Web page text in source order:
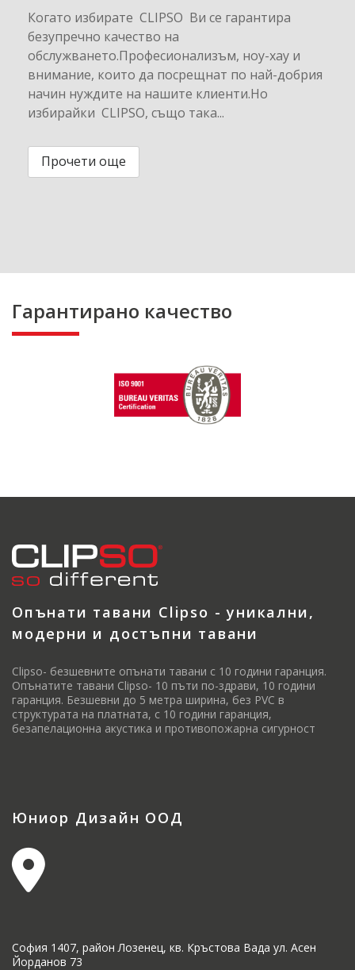
Когато избирате CLIPSO Ви се гарантира
безупречно качество на
обслужването.Професионализъм, ноу-хау и
внимание, които да посрещнат по най-добрия
начин нуждите на нашите клиенти.Но
избирайки CLIPSO, също така...
Прочети още
Гарантирано качество
Опънати тавани Clipso - уникални,
модерни и достъпни тавани
Clipso- безшевните опънати тавани с 10 години гаранция.
Опънатите тавани Clipso- 10 пъти по-здрави, 10 години
гаранция. Безшевни до 5 метра ширина, без PVC в
структурата на платната, с 10 години гаранция,
безапелационна акустика и противопожарна сигурност
Юниор Дизайн ООД
София 1407, район Лозенец, кв. Кръстова Вада ул. Асен
Йорданов 73